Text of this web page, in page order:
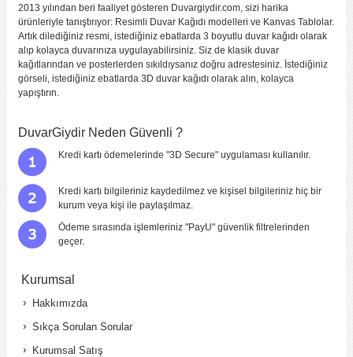
2013 yılından beri faaliyet gösteren Duvargiydir.com, sizi harika
ürünleriyle tanıştırıyor: Resimli Duvar Kağıdı modelleri ve Kanvas Tablolar.
Artık dilediğiniz resmi, istediğiniz ebatlarda 3 boyutlu duvar kağıdı olarak
alıp kolayca duvarınıza uygulayabilirsiniz. Siz de klasik duvar
kağıtlarından ve posterlerden sıkıldıysanız doğru adrestesiniz. İstediğiniz
görseli, istediğiniz ebatlarda 3D duvar kağıdı olarak alın, kolayca
yapıştırın.
DuvarGiydir Neden Güvenli ?
Kredi kartı ödemelerinde "3D Secure" uygulaması kullanılır.
Kredi kartı bilgileriniz kaydedilmez ve kişisel bilgileriniz hiç bir
kurum veya kişi ile paylaşılmaz.
Ödeme sırasında işlemleriniz "PayU" güvenlik filtrelerinden
geçer.
Kurumsal
Hakkımızda
Sıkça Sorulan Sorular
Kurumsal Satış